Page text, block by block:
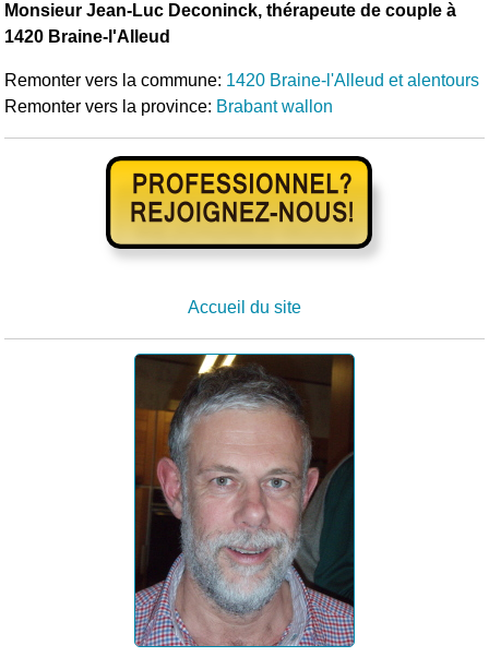
Monsieur Jean-Luc Deconinck, thérapeute de couple à
1420 Braine-l'Alleud
Remonter vers la commune: 1420 Braine-l'Alleud et alentours
Remonter vers la province: Brabant wallon
Accueil du site